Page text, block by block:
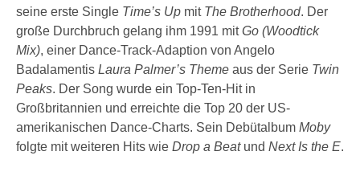
seine erste Single Time’s Up mit The Brotherhood. Der
große Durchbruch gelang ihm 1991 mitGo (Woodtick
Mix), einer Dance-Track-Adaption von Angelo
Badalamentis Laura Palmer’s Theme aus der Serie Twin
Peaks. Der Song wurde ein Top-Ten-Hit in
Großbritannien und erreichte die Top 20 der US-
amerikanischen Dance-Charts. Sein Debütalbum Moby
folgte mit weiteren Hits wie Drop a Beatund Next Is the E.